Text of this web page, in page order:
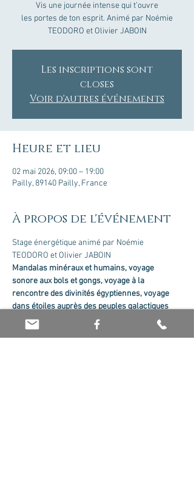
Vis une journée intense qui t’ouvre
les portes de ton esprit. Animé par Noémie
TEODORO et Olivier JABOIN
Les inscriptions sont
closes
Voir d'autres événements
Heure et lieu
02 mai 2026, 09:00 – 19:00
Pailly, 89140 Pailly, France
À propos de l'événement
Stage énergétique animé par Noémie
TEODORO et Olivier JABOIN
Mandalas minéraux et humains, voyage
sonore aux bols et gongs, voyage à la
rencontre des divinités égyptiennes, voyage
dans étoiles auprès des peuples galactiques
duquel tu es issue...